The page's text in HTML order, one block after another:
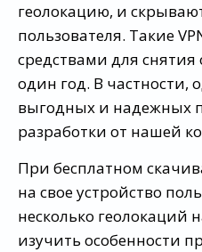
геолокацию, и
пользователя. Такие
средствами для
один год. В частности,
выгодных и надежных
разработки от нашей
При бесплатном
на свое устройство
несколько геолокаций
изучить особенности